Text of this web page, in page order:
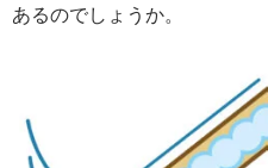
あるのでしょうか。